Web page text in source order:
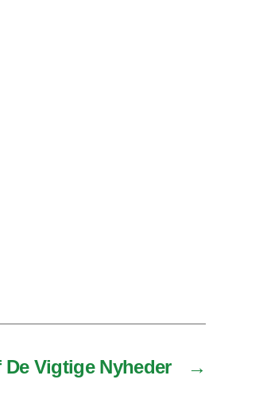
→
Vigtige Nyheder